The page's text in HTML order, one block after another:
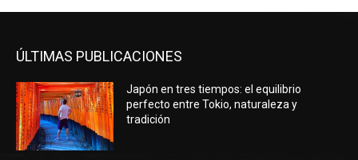
ÚLTIMAS PUBLICACIONES
Japón en tres tiempos: el equilibrio
perfecto entre Tokio, naturaleza y
tradición